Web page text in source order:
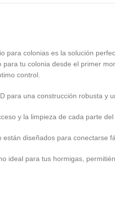
para colonias es la solución
tu colonia desde el primer
control.
para una construcción robusta y
y la limpieza de cada parte del
diseñados para conectarse
ideal para tus hormigas,